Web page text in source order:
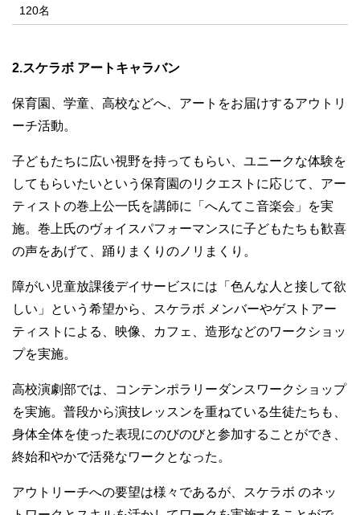
120名
2.スケラボ アートキャラバン
保育園、学童、高校などへ、アートをお届けするアウトリ
ーチ活動。
子どもたちに広い視野を持ってもらい、ユニークな体験を
してもらいたいという保育園のリクエストに応じて、アー
ティストの巻上公一氏を講師に「へんてこ音楽会」を実
施。巻上氏のヴォイスパフォーマンスに子どもたちも歓喜
の声をあげて、踊りまくりのノリまくり。
障がい児童放課後デイサービスには「色んな人と接して欲
しい」という希望から、スケラボ メンバーやゲストアー
ティストによる、映像、カフェ、造形などのワークショッ
プを実施。
高校演劇部では、コンテンポラリーダンスワークショップ
を実施。普段から演技レッスンを重ねている生徒たちも、
身体全体を使った表現にのびのびと参加することができ、
終始和やかで活発なワークとなった。
アウトリーチへの要望は様々であるが、スケラボ のネッ